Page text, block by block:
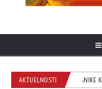
AKTUELNOSTI
I MILO JE HAPSIO POSLANIKE